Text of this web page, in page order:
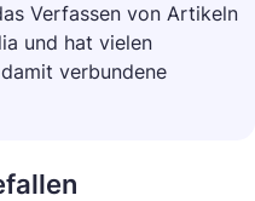
Verfassen von Artikeln
und hat vielen
verbundene